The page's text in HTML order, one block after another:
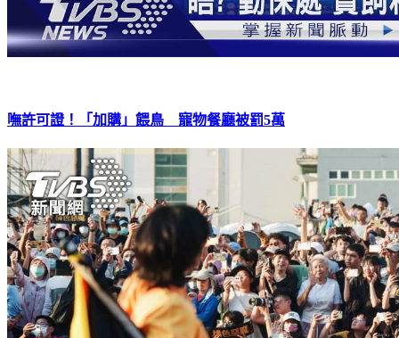
嘸許可證！「加購」餵鳥 寵物餐廳被罰5萬